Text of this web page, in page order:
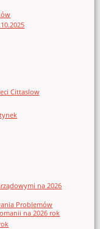
Cittaslow
na 2026
Problemów
na 2026 rok